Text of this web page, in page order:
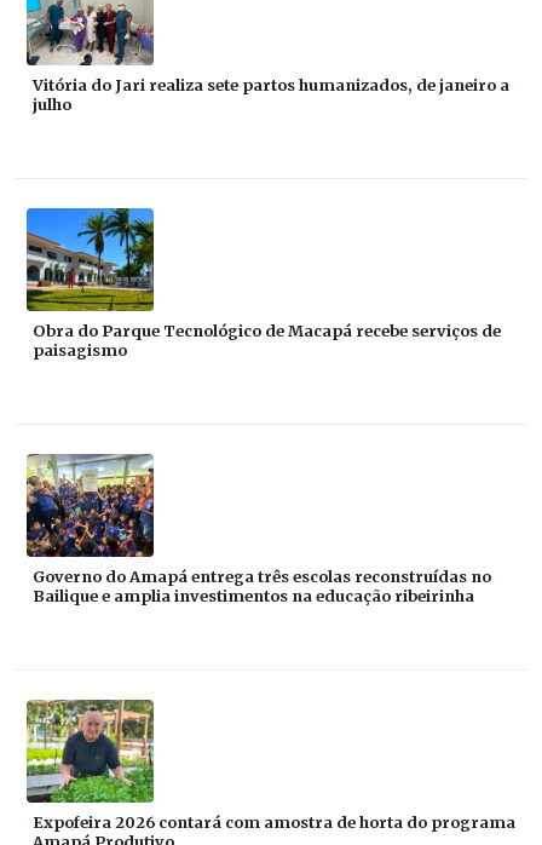
Vitória do Jari realiza sete partos humanizados, de janeiro a
julho
Obra do Parque Tecnológico de Macapá recebe serviços de
paisagismo
Governo do Amapá entrega três escolas reconstruídas no
Bailique e amplia investimentos na educação ribeirinha
Expofeira 2026 contará com amostra de horta do programa